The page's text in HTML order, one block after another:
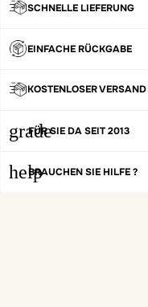
SCHNELLE LIEFERUNG
EINFACHE RÜCKGABE
KOSTENLOSER VERSAND
grade
FÜR SIE DA SEIT 2013
helpBRAUCHEN SIE HILFE ?